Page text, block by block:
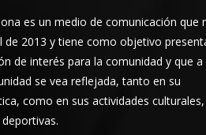
es un medio de comunicación que
de 2013 y tiene como objetivo
de interés para la comunidad y que a
se vea reflejada, tanto en su
como en sus actividades culturales,